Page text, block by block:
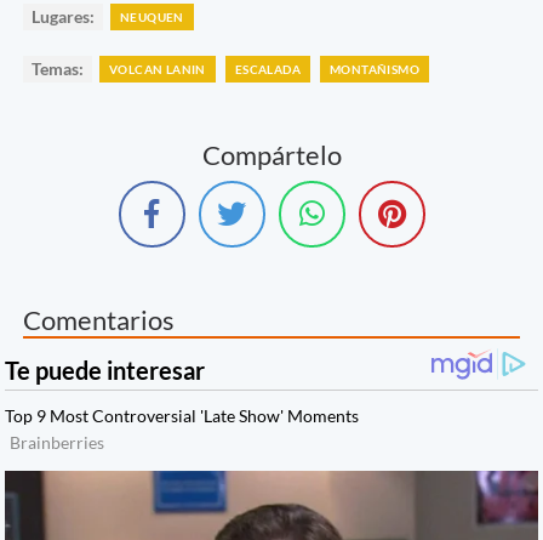
Lugares: NEUQUEN
Temas: VOLCAN LANIN ESCALADA MONTAÑISMO
Compártelo
Comentarios